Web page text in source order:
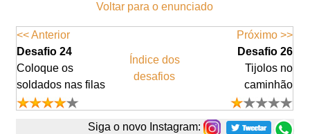
Voltar para o enunciado
<< Anterior
Desafio 24
Coloque os
soldados nas filas
Índice dos
desafios
Próximo >>
Desafio 26
Tijolos no
caminhão
Siga o novo Instagram: